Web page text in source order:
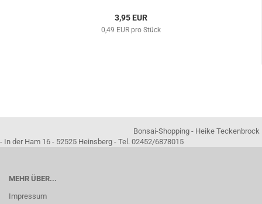
3,95 EUR
0,49 EUR pro Stück
Bonsai-Shopping - Heike Teckenbrock
- In der Ham 16 - 52525 Heinsberg - Tel. 02452/6878015
MEHR ÜBER...
Impressum